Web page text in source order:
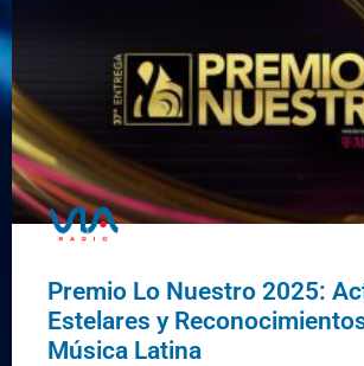
Premio Lo Nuestro 2025:
Estelares y
Música Latina